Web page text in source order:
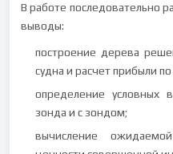
В работе последовательно
выводы:
построение дерева
судна и расчет прибыли
определение условных
зонда и с зондом;
вычисление